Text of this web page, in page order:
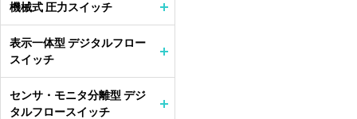
機械式 圧力スイッチ
表示一体型 デジタルフロー
スイッチ
センサ・モニタ分離型 デジ
タルフロースイッチ